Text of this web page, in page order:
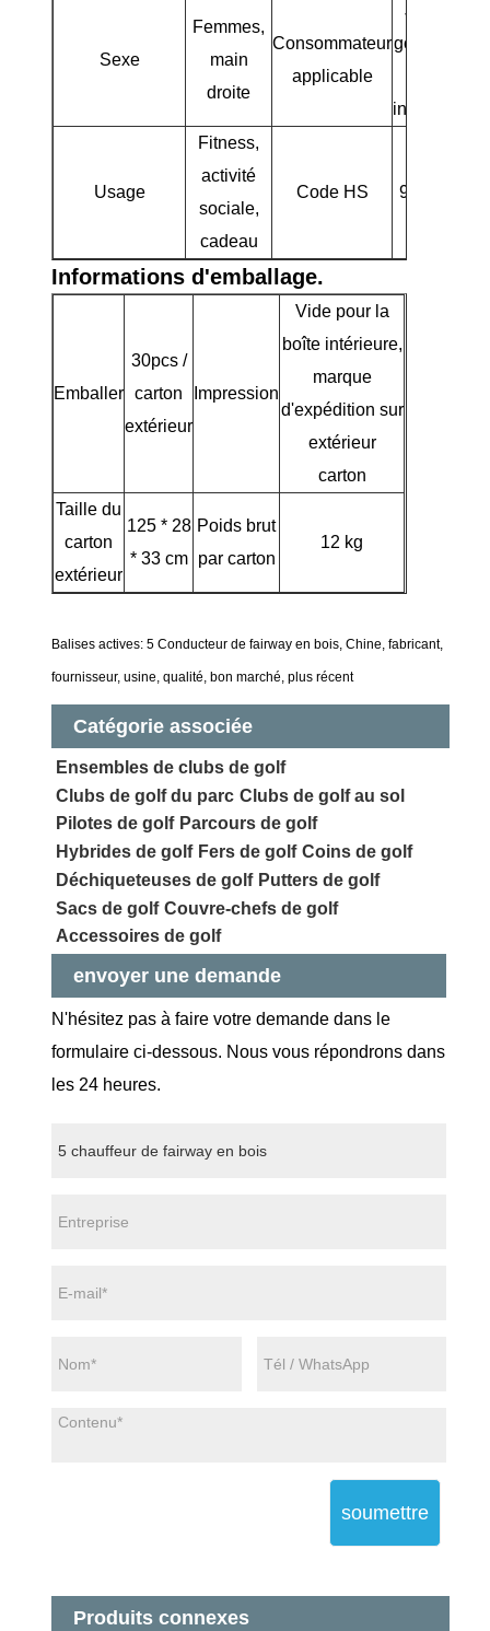
Sexe
Femmes,
main
droite
Consommateur
applicable
Joueurs
golf
Usage
Fitness,
activité
sociale,
cadeau
Code HS
Informations d'emballage.
Emballer
30pcs /
carton
extérieur
Impression
Vide pour la
boîte intérieure,
marque
d'expédition sur
extérieur
carton
Taille du
carton
extérieur
125 * 28
* 33 cm
Poids brut
par carton
12 kg
Balises actives: 5 Conducteur de fairway en bois, Chine, fabricant,
fournisseur, usine, qualité, bon marché, plus récent
Catégorie associée
Ensembles de clubs de golf
Clubs de golf du parc Clubs de golf au sol
Pilotes de golf Parcours de golf
Hybrides de golf Fers de golf Coins de golf
Déchiqueteuses de golf Putters de golf
Sacs de golf Couvre-chefs de golf
Accessoires de golf
envoyer une demande
N'hésitez pas à faire votre demande dans le
formulaire ci-dessous. Nous vous répondrons dans
les 24 heures.
soumettre
Produits connexes